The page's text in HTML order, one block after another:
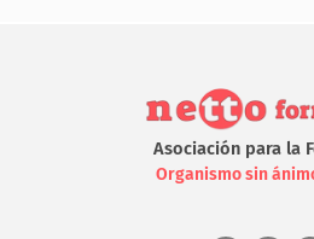
Asociación para la
Organismo sin